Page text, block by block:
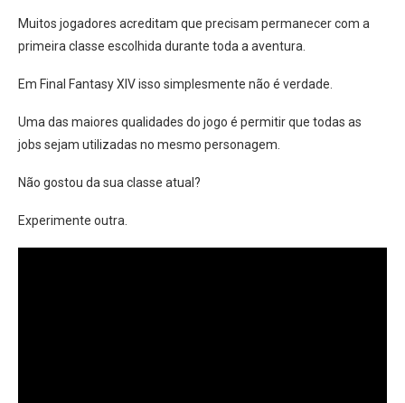
Muitos jogadores acreditam que precisam permanecer com a
primeira classe escolhida durante toda a aventura.
Em Final Fantasy XIV isso simplesmente não é verdade.
Uma das maiores qualidades do jogo é permitir que todas as
jobs sejam utilizadas no mesmo personagem.
Não gostou da sua classe atual?
Experimente outra.